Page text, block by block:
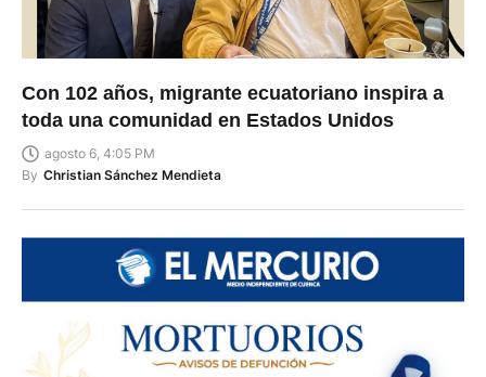
Con 102 años, migrante ecuatoriano inspira a
toda una comunidad en Estados Unidos
agosto 6, 4:05 PM
By Christian Sánchez Mendieta